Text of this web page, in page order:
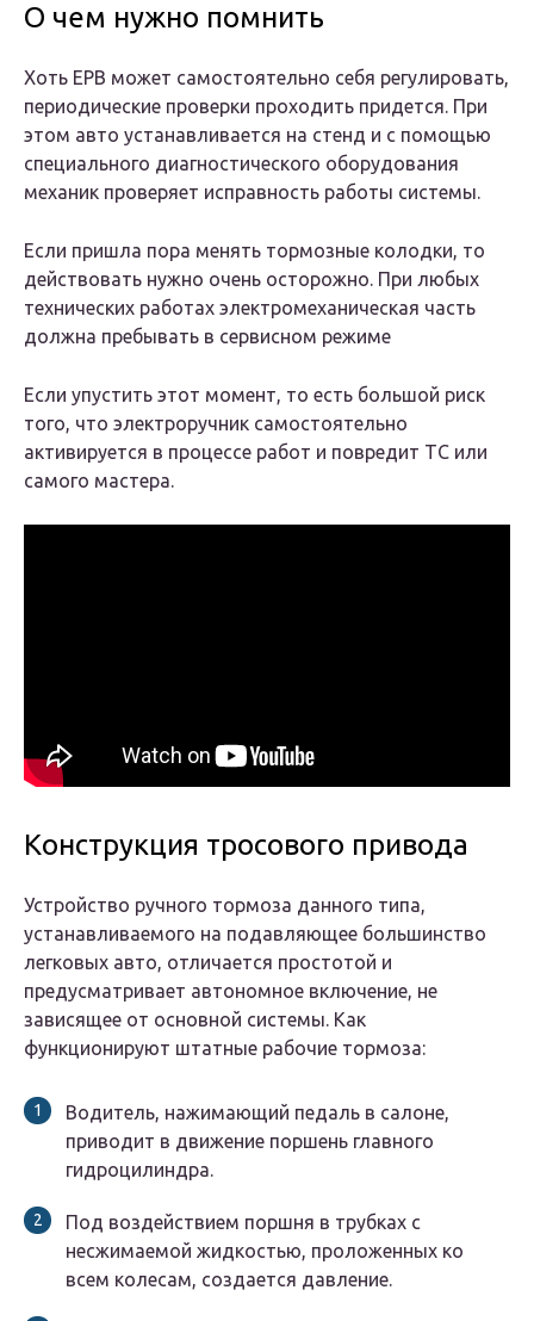
О чем нужно помнить
Хоть EPB может самостоятельно себя регулировать,
периодические проверки проходить придется. При
этом авто устанавливается на стенд и с помощью
специального диагностического оборудования
механик проверяет исправность работы системы.
Если пришла пора менять тормозные колодки, то
действовать нужно очень осторожно. При любых
технических работах электромеханическая часть
должна пребывать в сервисном режиме
Если упустить этот момент, то есть большой риск
того, что электроручник самостоятельно
активируется в процессе работ и повредит ТС или
самого мастера.
Конструкция тросового привода
Устройство ручного тормоза данного типа,
устанавливаемого на подавляющее большинство
легковых авто, отличается простотой и
предусматривает автономное включение, не
зависящее от основной системы. Как
функционируют штатные рабочие тормоза:
Водитель, нажимающий педаль в салоне,
приводит в движение поршень главного
гидроцилиндра.
Под воздействием поршня в трубках с
несжимаемой жидкостью, проложенных ко
всем колесам, создается давление.